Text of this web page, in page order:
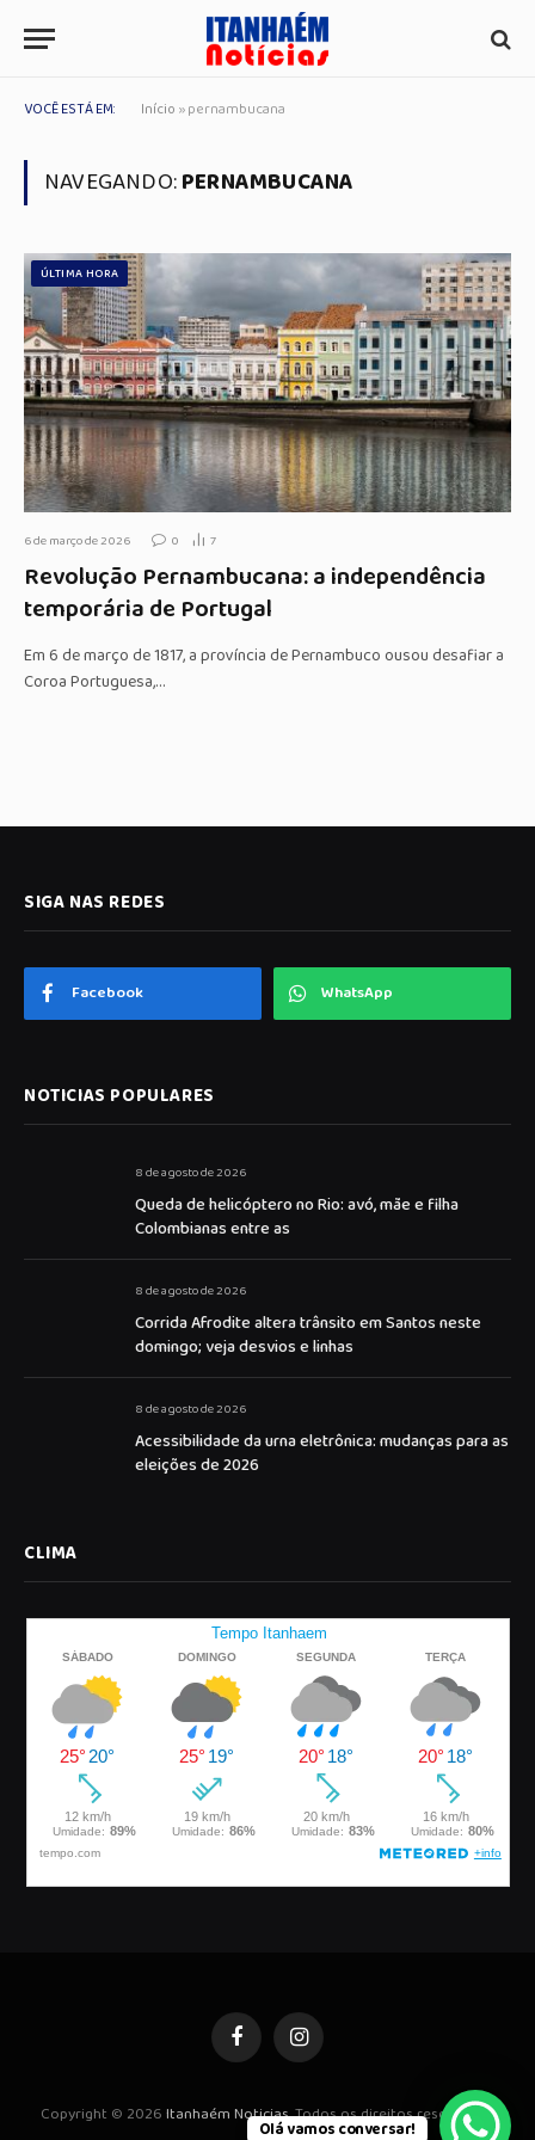
VOCÊ ESTÁ EM: Início »pernambucana
NAVEGANDO:PERNAMBUCANA
ÚLTIMA HORA
6 de março de 2026 0 7
Revolução Pernambucana: a independência
temporária de Portugal
Em 6 de março de 1817, a província de Pernambuco ousou desafiar a
Coroa Portuguesa,…
SIGA NAS REDES
Facebook WhatsApp
NOTICIAS POPULARES
8 de agosto de 2026
Queda de helicóptero no Rio: avó, mãe e filha
Colombianas entre as
8 de agosto de 2026
Corrida Afrodite altera trânsito em Santos neste
domingo; veja desvios e linhas
8 de agosto de 2026
Acessibilidade da urna eletrônica: mudanças para as
eleições de 2026
CLIMA
FacebookInstagram
Copyright © 2026Itanhaém Noticias. Todos os direitos reservados.
Olá vamos conversar!